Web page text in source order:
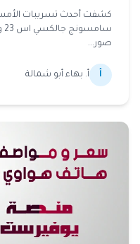
كشفت أحدث تسريبات
صور...
أ أ. بهاء أبو شمالة